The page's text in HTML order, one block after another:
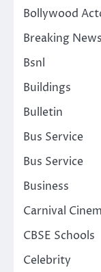
Bollywood
Breaking News
Bsnl
Buildings
Bulletin
Bus Service
Bus Service
Business
Carnival
CBSE Schools
Celebrity